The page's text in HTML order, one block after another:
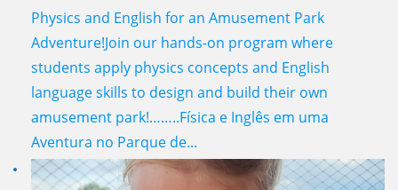
Physics and English for an Amusement Park
Adventure!Join our hands-on program where
students apply physics concepts and English
language skills to design and build their own
amusement park!……..Física e Inglês em uma
Aventura no Parque de...